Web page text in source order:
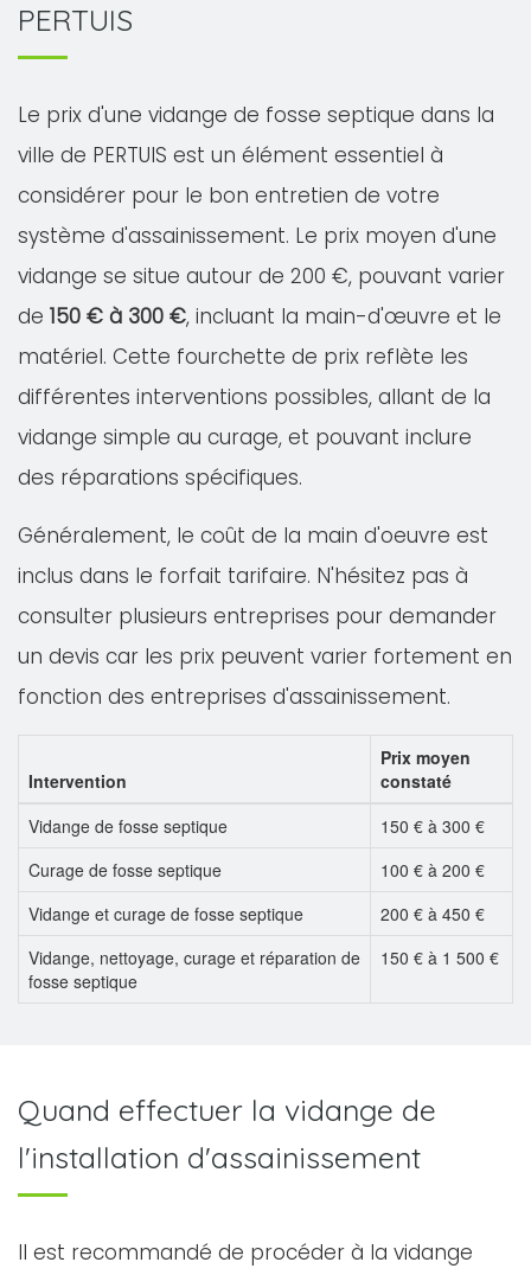
PERTUIS
Le prix d'une vidange de fosse septique dans la
ville de PERTUIS est un élément essentiel à
considérer pour le bon entretien de votre
système d'assainissement. Le prix moyen d'une
vidange se situe autour de 200 €, pouvant varier
de 150 € à 300 €, incluant la main-d'œuvre et le
matériel. Cette fourchette de prix reflète les
différentes interventions possibles, allant de la
vidange simple au curage, et pouvant inclure
des réparations spécifiques.
Généralement, le coût de la main d'oeuvre est
inclus dans le forfait tarifaire. N'hésitez pas à
consulter plusieurs entreprises pour demander
un devis car les prix peuvent varier fortement en
fonction des entreprises d'assainissement.
Intervention
Prix moyen
constaté
Vidange de fosse septique
150 € à 300 €
Curage de fosse septique
100 € à 200 €
Vidange et curage de fosse septique
200 € à 450 €
Vidange, nettoyage, curage et réparation de
fosse septique
150 € à 1 500 €
Quand effectuer la vidange de
l'installation d'assainissement
Il est recommandé de procéder à la vidange